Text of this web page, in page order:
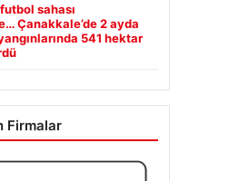
sahası
Çanakkale’de 2 ayda
541 hektar
Firmalar